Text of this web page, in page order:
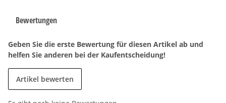
Bewertungen
Geben Sie die erste Bewertung für diesen Artikel ab und
helfen Sie anderen bei der Kaufentscheidung!
Artikel bewerten